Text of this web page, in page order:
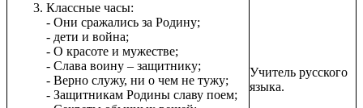
Классные часы:
- Они сражались за Родину;
- дети и война;
- О красоте и мужестве;
- Слава воину – защитнику;
- Верно служу, ни о чем не тужу;
- Защитникам Родины славу поем;
Учитель русского
языка.